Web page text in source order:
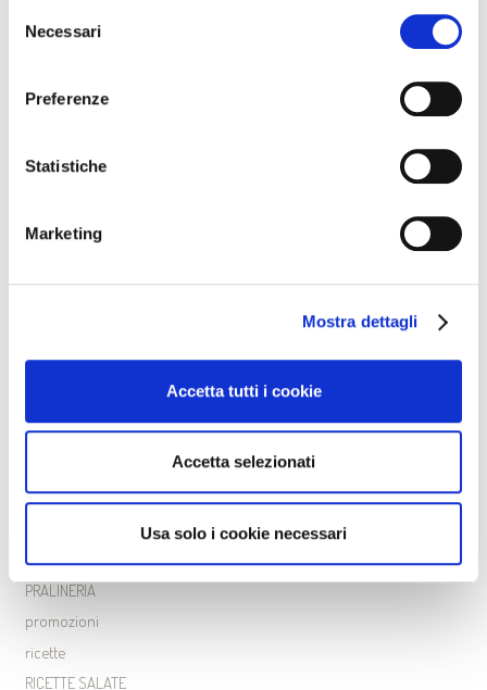
delNecessari
Preferenze
Statistiche
Marketing
Mostra dettagli
Accetta tutti i cookie
Accetta selezionati
Usa solo i cookie necessari
Commenti recenti
Archivi
Categorie
archivio corsi
LIEVITATI
PANINI GOURMET
PIZZA
PRALINERIA
promozioni
ricette
RICETTE SALATE